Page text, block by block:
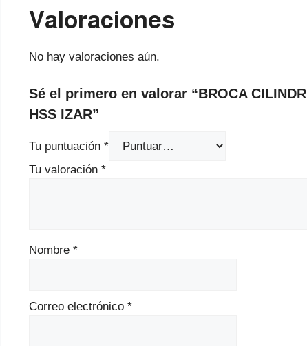
Valoraciones
No hay valoraciones aún.
Sé el primero en valorar “BROCA
HSS IZAR”
Tu puntuación *
Tu valoración *
Nombre *
Correo electrónico *